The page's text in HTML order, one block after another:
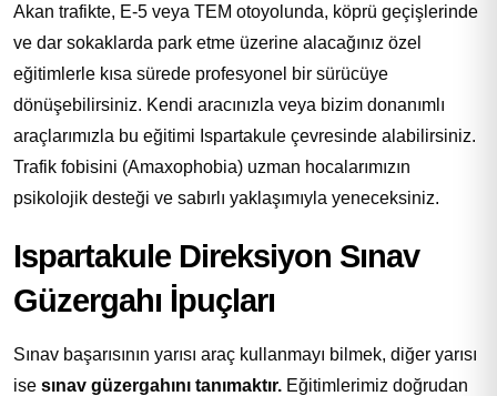
Akan trafikte, E-5 veya TEM otoyolunda, köprü geçişlerinde
ve dar sokaklarda park etme üzerine alacağınız özel
eğitimlerle kısa sürede profesyonel bir sürücüye
dönüşebilirsiniz. Kendi aracınızla veya bizim donanımlı
araçlarımızla bu eğitimi Ispartakule çevresinde alabilirsiniz.
Trafik fobisini (Amaxophobia) uzman hocalarımızın
psikolojik desteği ve sabırlı yaklaşımıyla yeneceksiniz.
Ispartakule Direksiyon Sınav
Güzergahı İpuçları
Sınav başarısının yarısı araç kullanmayı bilmek, diğer yarısı
ise sınav güzergahını tanımaktır. Eğitimlerimiz doğrudan